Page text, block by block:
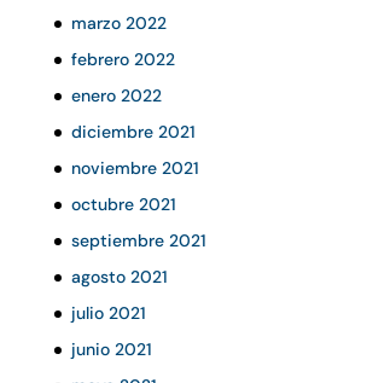
marzo 2022
febrero 2022
enero 2022
diciembre 2021
noviembre 2021
octubre 2021
septiembre 2021
agosto 2021
julio 2021
junio 2021